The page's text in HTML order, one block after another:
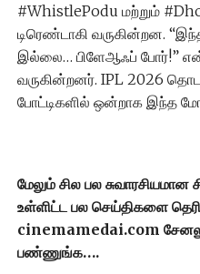
#WhistlePodu மற்றும்
டிரெண்டாகி வருகின்றன.
இல்லை… பிளேஆஃப் போர்!”
வருகின்றனர். IPL 2026
போட்டிகளில் ஒன்றாக இந்த
மேலும் சில பல சுவாரசியமான
உள்ளிட்ட பல செய்திகளை
cinemamedai.com
பண்ணுங்க….